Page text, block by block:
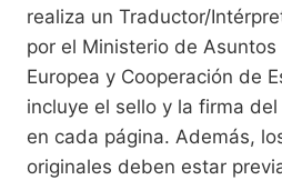
realiza un Traductor/
por el Ministerio de Asuntos
Europea y Cooperación de
incluye el sello y la firma
en cada página. Además,
originales deben estar